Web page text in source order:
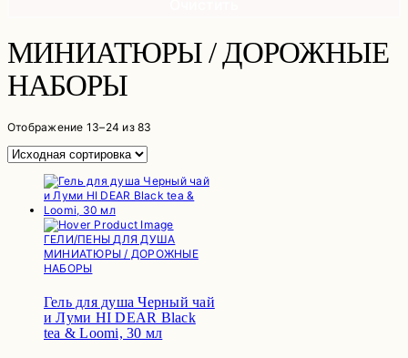
МИНИАТЮРЫ / ДОРОЖНЫЕ
НАБОРЫ
Отображение 13–24 из 83
ГЕЛИ/ПЕНЫ ДЛЯ ДУША
МИНИАТЮРЫ / ДОРОЖНЫЕ
НАБОРЫ
Гель для душа Черный чай
и Луми HI DEAR Black
tea & Loomi, 30 мл